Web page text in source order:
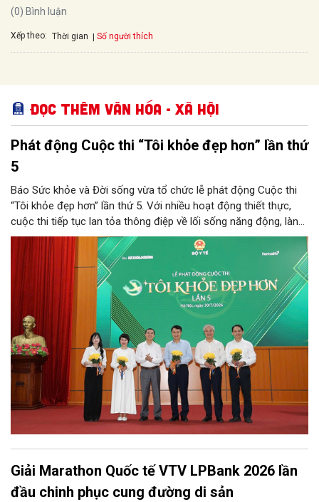
(0) Bình luận
Xếp theo: Thời gian Số người thích
Đọc thêm Văn hóa - Xã hội
Phát động Cuộc thi “Tôi khỏe đẹp hơn” lần thứ
5
Báo Sức khỏe và Đời sống vừa tổ chức lễ phát động Cuộc thi
“Tôi khỏe đẹp hơn” lần thứ 5. Với nhiều hoạt động thiết thực,
cuộc thi tiếp tục lan tỏa thông điệp về lối sống năng động, lành
mạnh và khuyến khích người dân chủ động chăm sóc sức khỏe.
Giải Marathon Quốc tế VTV LPBank 2026 lần
đầu chinh phục cung đường di sản